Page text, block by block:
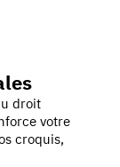
droit
votre
croquis,